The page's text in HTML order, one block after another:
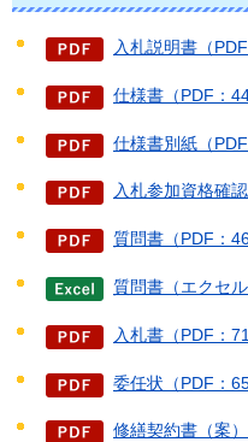
入札説明書（
仕様書（PDF：
仕様書別紙（PDF
入札参加資格確
質問書（PDF：
質問書（エクセル
入札書（PDF：
委任状（PDF：
修繕契約書（案